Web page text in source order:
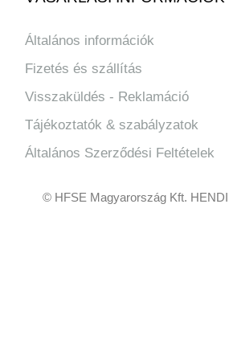
Általános információk
Fizetés és szállítás
Visszaküldés - Reklamáció
Tájékoztatók & szabályzatok
Általános Szerződési Feltételek
© HFSE Magyarország Kft.